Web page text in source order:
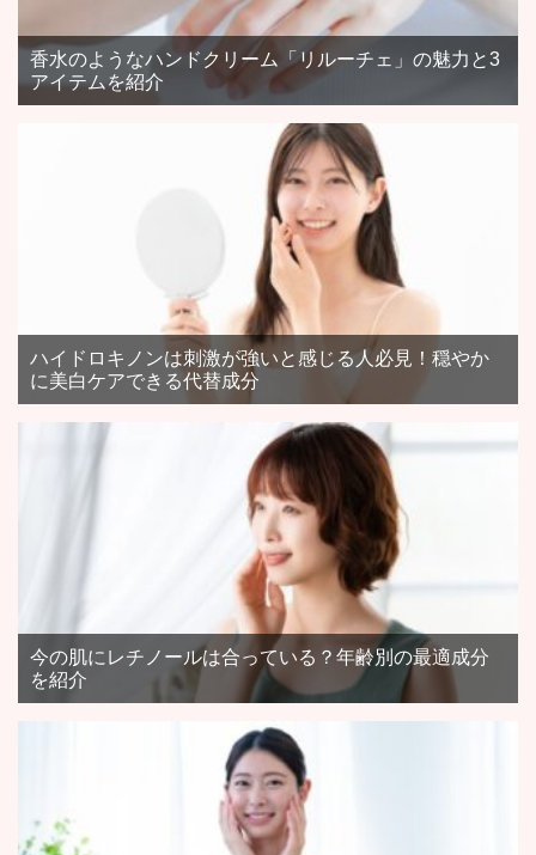
香水のようなハンドクリーム「リルーチェ」の魅力と3
アイテムを紹介
ハイドロキノンは刺激が強いと感じる人必見！穏やか
に美白ケアできる代替成分
今の肌にレチノールは合っている？年齢別の最適成分
を紹介